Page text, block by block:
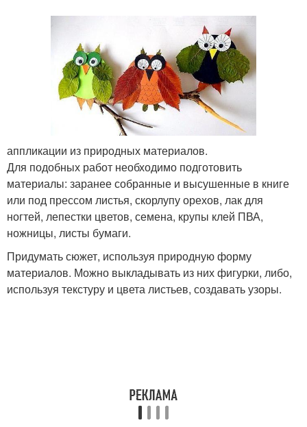
Осенний уголок Букет на столе
Спальня в осеннем
настроении
Осенняя люстра
аппликации из природных материалов.
Для подобных работ необходимо подготовить
материалы: заранее собранные и высушенные в книге
или под прессом листья, скорлупу орехов, лак для
ногтей, лепестки цветов, семена, крупы клей ПВА,
ножницы, листы бумаги.
Придумать сюжет, используя природную форму
материалов. Можно выкладывать из них фигурки, либо,
используя текстуру и цвета листьев, создавать узоры.